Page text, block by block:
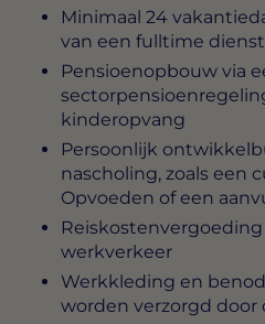
Minimaal 24
van een fulltime
Pensioenopbouw via
kinderopvang
Persoonlijk
nascholing, zoals een
Opvoeden of een
werkverkeer
Werkkleding en
worden verzorgd door